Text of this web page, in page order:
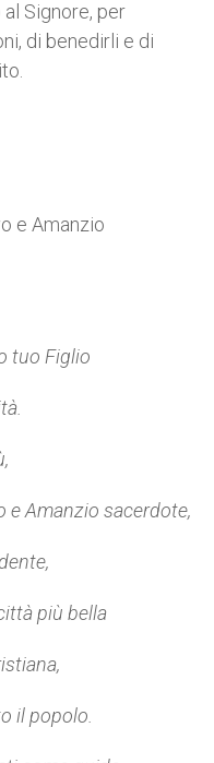
Signore, per
di benedirli e di
e Amanzio
tuo Figlio
e Amanzio sacerdote,
più bella
il popolo.